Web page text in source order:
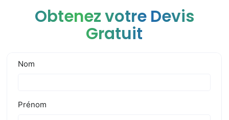
Obtenez votre Devis
Gratuit